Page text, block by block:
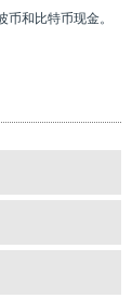
和比特币现金。